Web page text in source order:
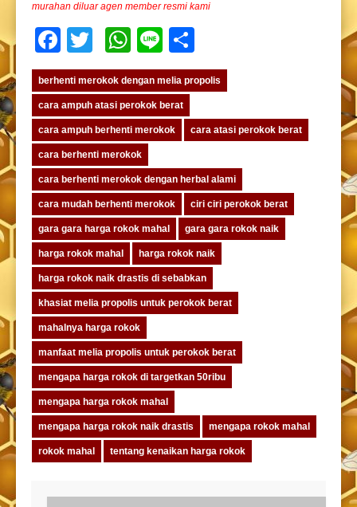
murahan diluar agen member resmi kami
Facebook
TwitterWhatsApp
Line
berhenti merokok dengan melia propolis
cara ampuh atasi perokok berat
cara ampuh berhenti merokok cara atasi perokok berat
cara berhenti merokok
cara berhenti merokok dengan herbal alami
cara mudah berhenti merokok ciri ciri perokok berat
gara gara harga rokok mahal gara gara rokok naik
harga rokok mahal harga rokok naik
harga rokok naik drastis di sebabkan
khasiat melia propolis untuk perokok berat
mahalnya harga rokok
manfaat melia propolis untuk perokok berat
mengapa harga rokok di targetkan 50ribu
mengapa harga rokok mahal
mengapa harga rokok naik drastis mengapa rokok mahal
rokok mahal tentang kenaikan harga rokok